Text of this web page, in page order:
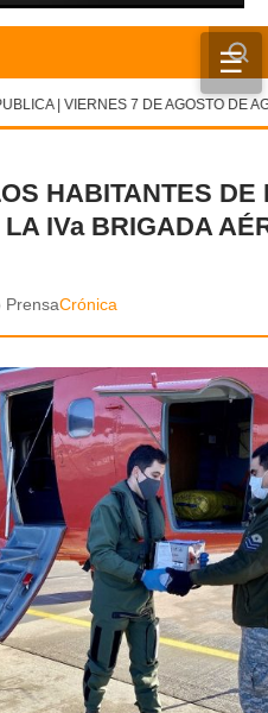
☰
| VIERNES 7 DE AGOSTO DE
HABITANTES DE
IVa BRIGADA
PrensaCrónica